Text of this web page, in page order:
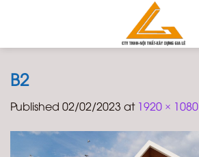
B2
Published 02/02/2023 at 1920 × 1080